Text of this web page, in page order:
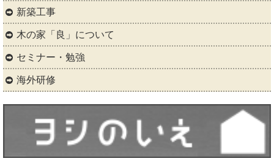
新築工事
木の家「良」について
セミナー・勉強
海外研修